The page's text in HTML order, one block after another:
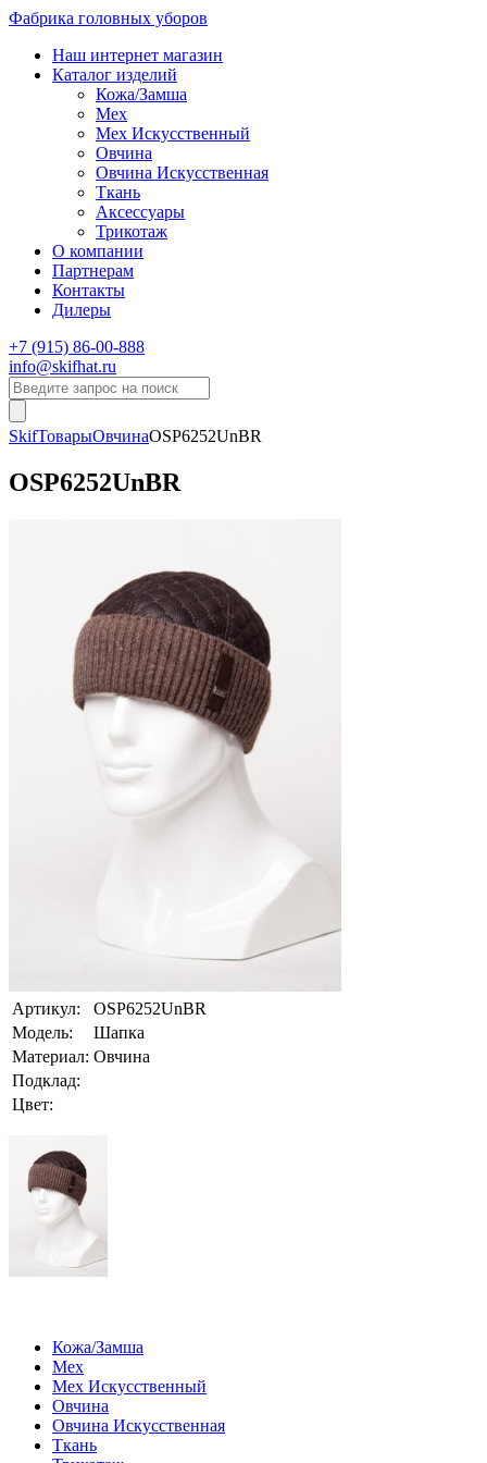
Фабрика головных уборов
Наш интернет магазин
Каталог изделий
Кожа/Замша
Мех
Мех Искусственный
Овчина
Овчина Искусственная
Ткань
Аксессуары
Трикотаж
О компании
Партнерам
Контакты
Дилеры
+7 (915) 86-00-888
info@skifhat.ru
SkifТоварыОвчинаOSP6252UnBR
OSP6252UnBR
Артикул:
OSP6252UnBR
Модель:
Шапка
Материал: Овчина
Подклад:
Цвет:
Кожа/Замша
Мех
Мех Искусственный
Овчина
Овчина Искусственная
Ткань